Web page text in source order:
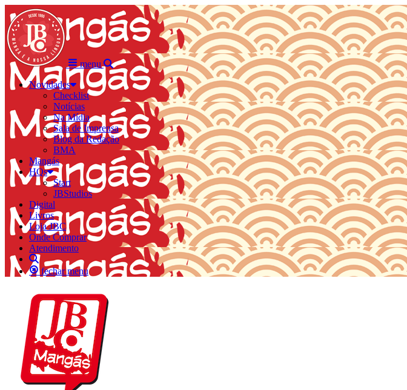
menu
Novidades
Checklist
Notícias
Na Mídia
Sala de Imprensa
Blog da Redação
BMA
Mangás
HQs
Start
JBStudios
Digital
Livros
Loja JBC
Onde Comprar
Atendimento
fechar menu